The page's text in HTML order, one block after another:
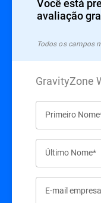
Você está
avaliação
Todos os campos
GravityZone
Primeiro
Último Nome*
E-mail